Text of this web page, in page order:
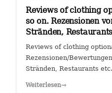
Reviews of clothing
so on. Rezensionen
Stränden,
Reviews of clothing
Rezensionen/
Stränden, Restaurants
Weiterlesen→